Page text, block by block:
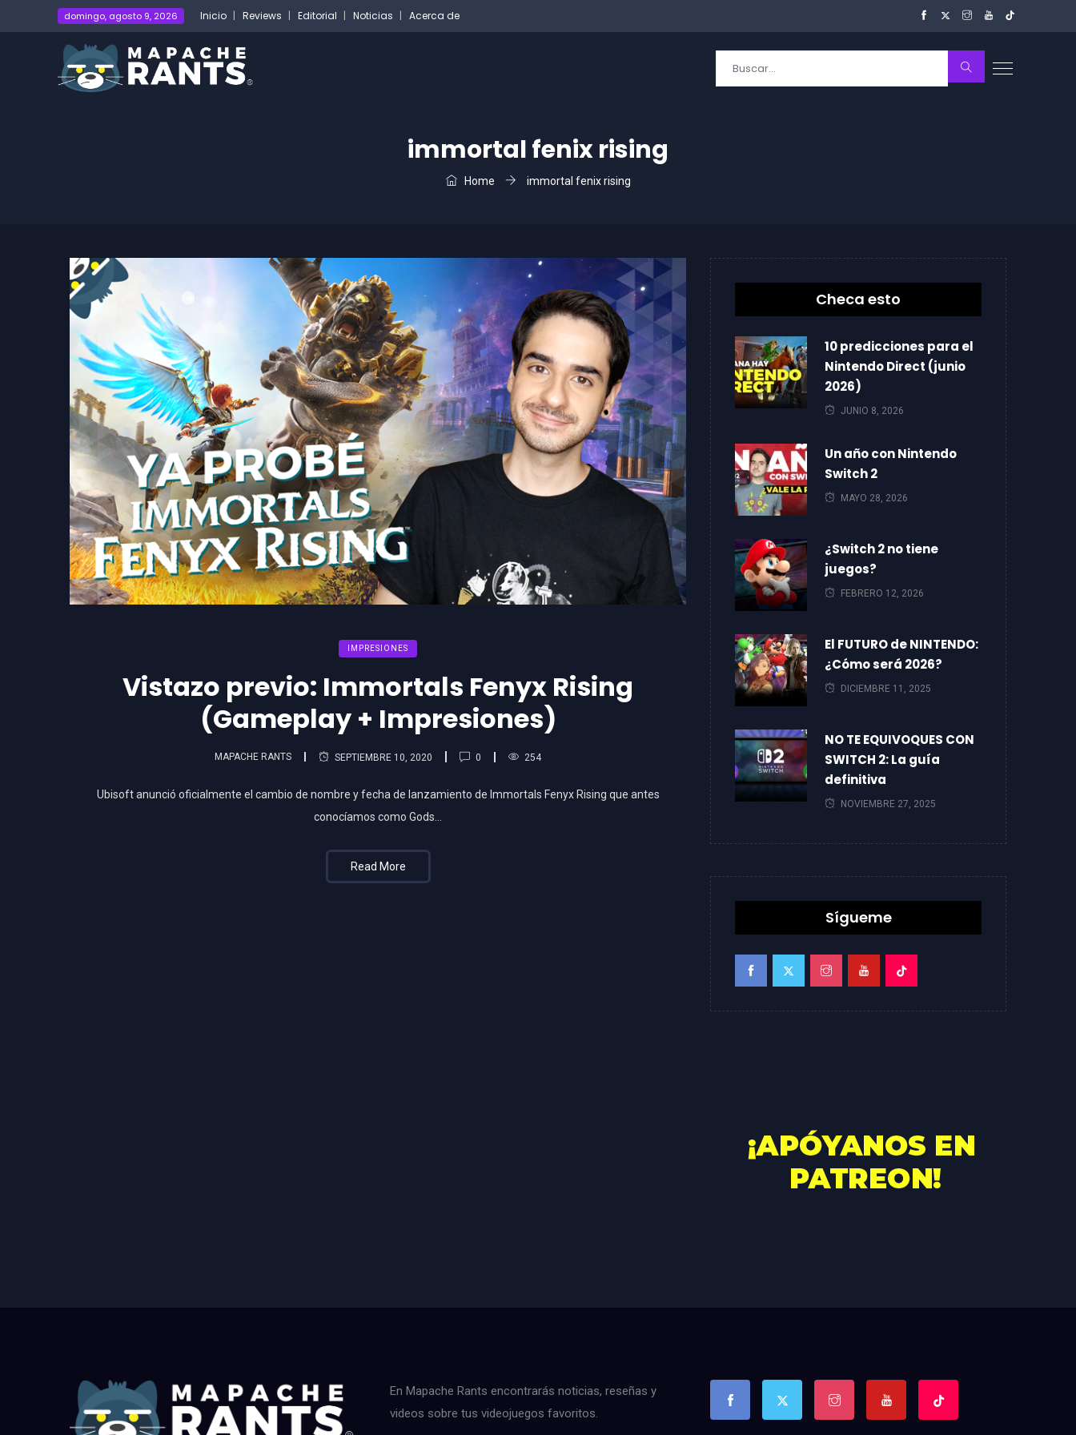
domingo, agosto 9, 2026 Inicio Reviews Editorial Noticias Acerca de
immortal fenix rising
Home immortal fenix rising
IMPRESIONES
Vistazo previo: Immortals Fenyx Rising
(Gameplay + Impresiones)
MAPACHE RANTS SEPTIEMBRE 10, 2020 0 254
Ubisoft anunció oficialmente el cambio de nombre y fecha de lanzamiento de Immortals Fenyx Rising que antes
conocíamos como Gods…
Read More
Checa esto
10 predicciones para el
Nintendo Direct (junio
2026)
JUNIO 8, 2026
Un año con Nintendo
Switch 2
MAYO 28, 2026
¿Switch 2 no tiene
juegos?
FEBRERO 12, 2026
El FUTURO de NINTENDO:
¿Cómo será 2026?
DICIEMBRE 11, 2025
NO TE EQUIVOQUES CON
SWITCH 2: La guía
definitiva
NOVIEMBRE 27, 2025
Sígueme
En Mapache Rants encontrarás noticias, reseñas y
videos sobre tus videojuegos favoritos.